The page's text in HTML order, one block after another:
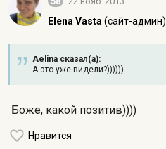
Elena Vasta (сайт-админ)
Aelina сказал(а):
А это уже видели?))))))
Боже, какой позитив))))
Нравится